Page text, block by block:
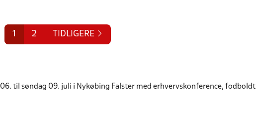
1 2 TIDLIGERE
til søndag 09. juli i Nykøbing Falster med erhvervskonference,